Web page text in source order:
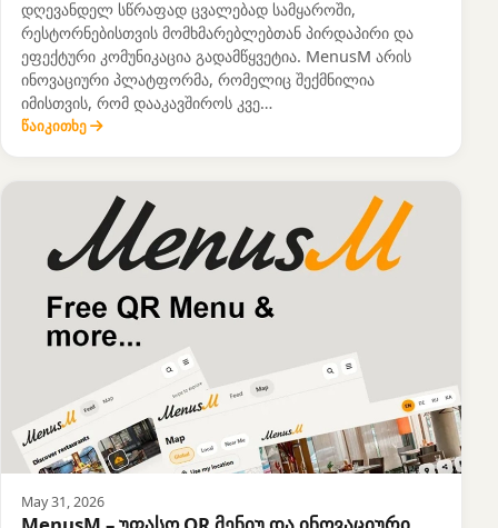
დღევანდელ სწრაფად ცვალებად სამყაროში,
რესტორნებისთვის მომხმარებლებთან პირდაპირი და
ეფექტური კომუნიკაცია გადამწყვეტია. MenusM არის
ინოვაციური პლატფორმა, რომელიც შექმნილია
იმისთვის, რომ დააკავშიროს კვე…
წაიკითხე
May 31, 2026